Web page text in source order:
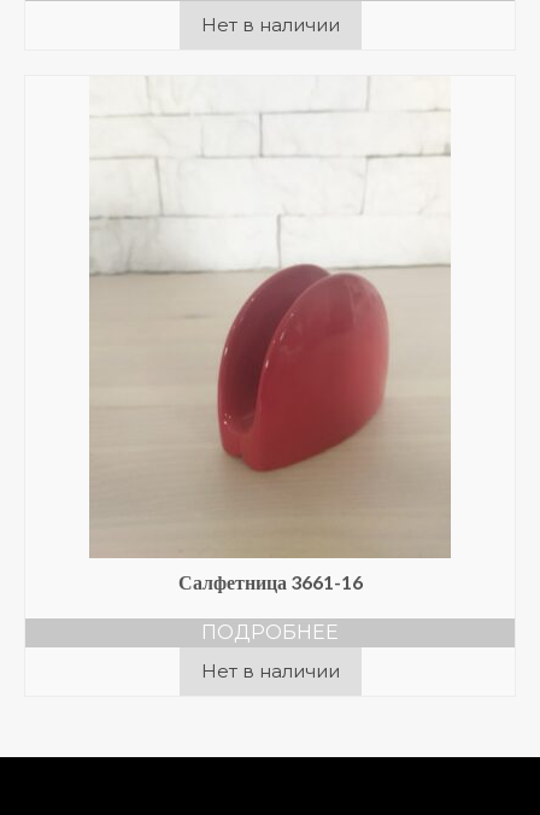
Нет в наличии
Салфетница 3661-16
ПОДРОБНЕЕ
Нет в наличии